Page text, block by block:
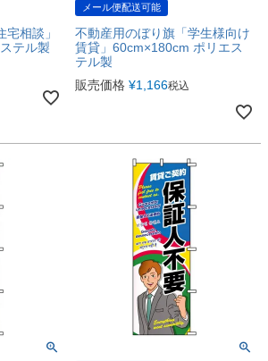
相談」
テル製
メール便配送可能
不動産用のぼり旗「学生様向け
賃貸」60cm×180cm ポリエス
テル製
販売価格 ¥1,166税込